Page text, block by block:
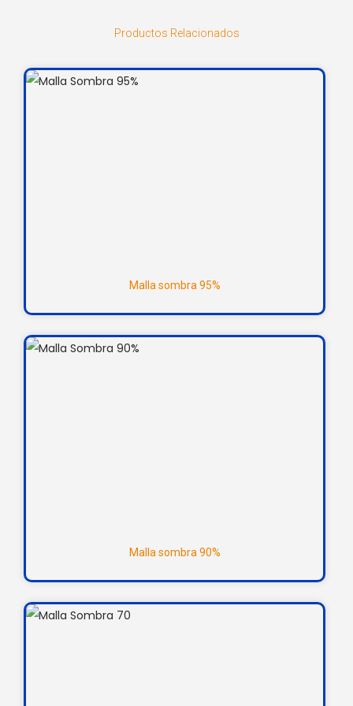
Productos Relacionados
Malla sombra 95%
Malla sombra 90%